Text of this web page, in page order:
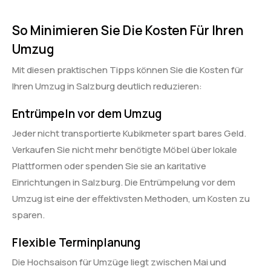
So Minimieren Sie Die Kosten Für Ihren
Umzug
Mit diesen praktischen Tipps können Sie die Kosten für
Ihren Umzug in Salzburg deutlich reduzieren:
Entrümpeln vor dem Umzug
Jeder nicht transportierte Kubikmeter spart bares Geld.
Verkaufen Sie nicht mehr benötigte Möbel über lokale
Plattformen oder spenden Sie sie an karitative
Einrichtungen in Salzburg. Die Entrümpelung vor dem
Umzug ist eine der effektivsten Methoden, um Kosten zu
sparen.
Flexible Terminplanung
Die Hochsaison für Umzüge liegt zwischen Mai und